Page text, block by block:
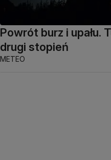
Powrót burz i upału.
drugi stopień
METEO